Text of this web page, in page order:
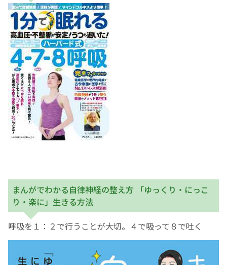
まんがでわかる自律神経の整え方 「ゆっくり・にっこ
り・楽に」生きる方法
呼吸を１：２で行うことが大切。４で吸って８で吐く